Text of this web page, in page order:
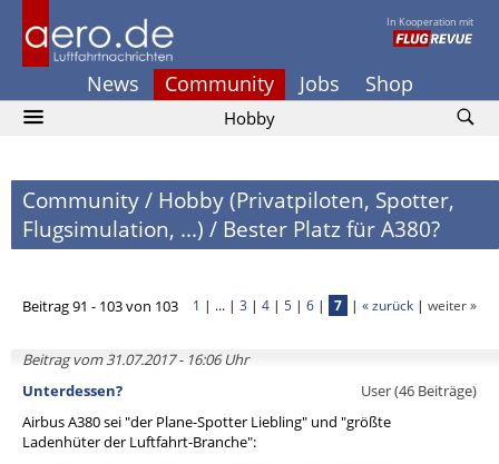
In Kooperation mit
News Community Jobs Shop
Hobby
Community/ Hobby (Privatpiloten, Spotter,
Flugsimulation, ...) / Bester Platz für A380?
Beitrag 91 - 103 von 103 1 | ... | 3 | 4 | 5 | 6 | 7 | « zurück | weiter »
Beitrag vom 31.07.2017 - 16:06 Uhr
Unterdessen?
User (46 Beiträge)
Airbus A380 sei "der Plane-Spotter Liebling" und "größte
Ladenhüter der Luftfahrt-Branche":